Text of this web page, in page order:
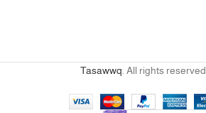
Tasawwq. All rights reserved